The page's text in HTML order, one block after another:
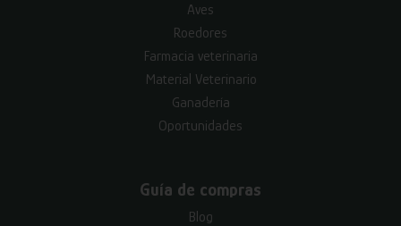
Aves
Roedores
Farmacia veterinaria
Material Veterinario
Ganadería
Oportunidades
Guía de compras
Blog